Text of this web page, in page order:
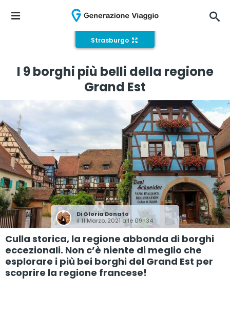
Strasburgo
I 9 borghi più belli della regione
Grand Est
DiGloria Donato
il 11 Marzo, 2021 alle 09h34
Culla storica, la regione abbonda di borghi
eccezionali. Non c’è niente di meglio che
esplorare i più bei borghi del Grand Est per
scoprire la regione francese!